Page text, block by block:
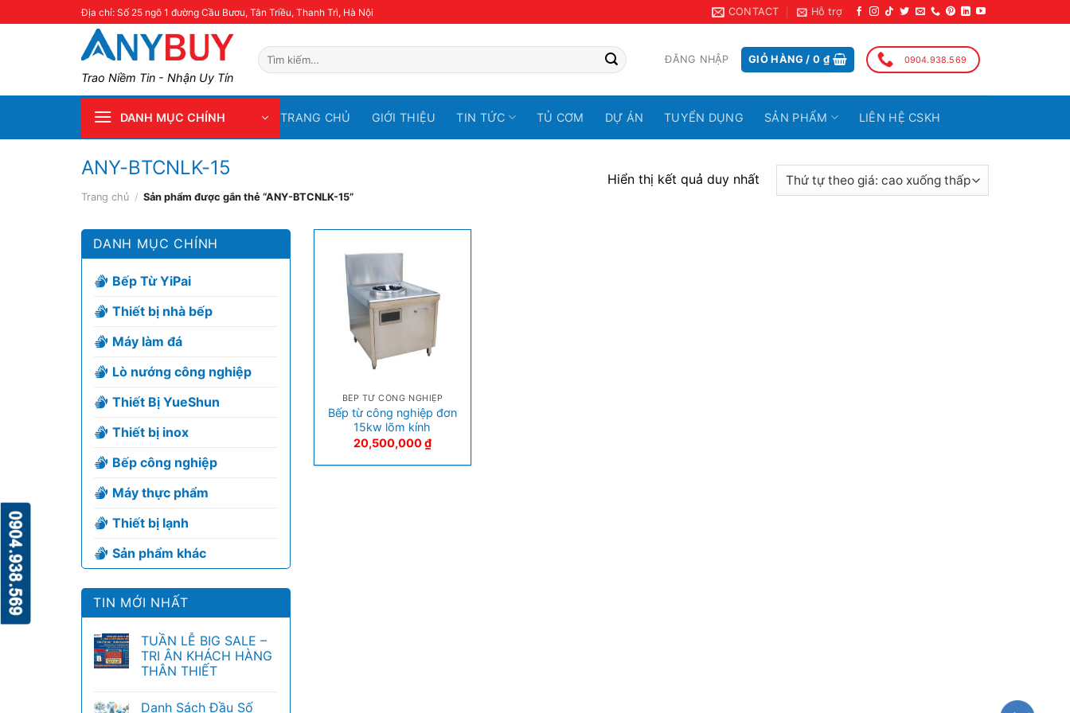
Địa chỉ: Số 25 ngõ 1 đường Cầu Bươu, Tân Triều, Thanh Trì, Hà Nội CONTACT Hỗ trợ
Trao Niềm Tin - Nhận Uy Tín
Tìm
kiếm:
ĐĂNG NHẬP GIỎ HÀNG /0 ₫ 0904.938.569
DANH MỤC CHÍNH TRANG CHỦ GIỚI THIỆU TIN TỨC TỦ CƠM DỰ ÁN TUYỂN DỤNG SẢN PHẨM LIÊN HỆ CSKH
ANY-BTCNLK-15
Trang chủ / Sản phẩm được gắn thẻ “ANY-BTCNLK-15”
Hiển thị kết quả duy nhất
DANH MỤC CHÍNH
Bếp Từ YiPai
Thiết bị nhà bếp
Máy làm đá
Lò nướng công nghiệp
Thiết Bị YueShun
Thiết bị inox
Bếp công nghiệp
Máy thực phẩm
Thiết bị lạnh
Sản phẩm khác
TIN MỚI NHẤT
TUẦN LỄ BIG SALE –
TRI ÂN KHÁCH HÀNG
THÂN THIẾT
Danh Sách Đầu Số
BẾP TỪ CÔNG NGHIỆP
Bếp từ công nghiệp đơn
15kw lõm kính
20,500,000₫